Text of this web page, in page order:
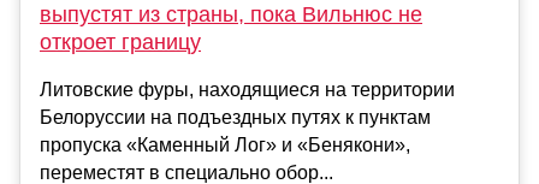
выпустят из страны, пока Вильнюс не
откроет границу
Литовские фуры, находящиеся на территории
Белоруссии на подъездных путях к пунктам
пропуска «Каменный Лог» и «Бенякони»,
переместят в специально обор...